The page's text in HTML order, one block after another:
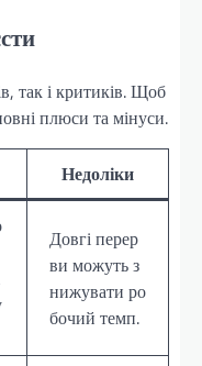
так і критиків. Щоб
плюси та мінуси.
Недоліки
Довгі перер
ви можуть з
нижувати ро
бочий темп.